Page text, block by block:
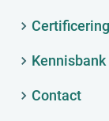
Kennisbank
Contact